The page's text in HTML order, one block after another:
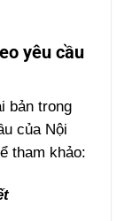
yêu cầu
bản trong
của Nội
tham khảo: